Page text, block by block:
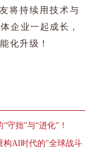
将持续用技术与
企业一起成长，
化升级！
守拙”与“进化”！
构AI时代的"全球战斗